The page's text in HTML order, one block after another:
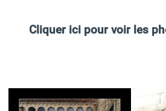
Cliquer ici pour voir les